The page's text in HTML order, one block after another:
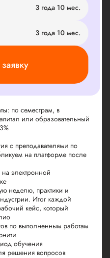
Jupyter Notebook, VS Code /
NumPy, matplotlib, seaborn,
MLflow / Weights &
задачи по обучению моделей
программных компонентов с
командной разработки, системы
ответственности.
программного модуля с ИИ»
заказчика.
3 года 10 мес.
3 года 10 мес.
по семестрам, в
или образовательный
с преподавателями по
на платформе после
электронной
неделю, практики и
Итог каждой
кейс, который
по выполненным работам
обучения
решения вопросов